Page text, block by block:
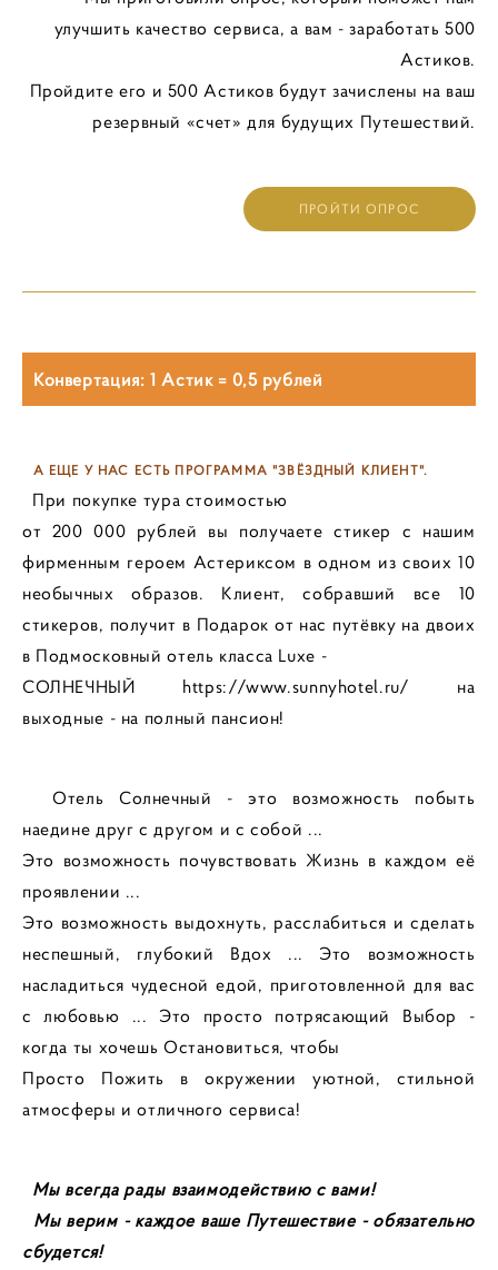
улучшить качество сервиса, а вам - заработать 500
Астиков.
Пройдите его и 500 Астиков будут зачислены на ваш
резервный «счет» для будущих Путешествий.
ПРОЙТИ ОПРОС
Конвертация: 1 Астик = 0,5 рублей
А ЕЩЕ У НАС ЕСТЬ ПРОГРАММА "ЗВЁЗДНЫЙ КЛИЕНТ".
При покупке тура стоимостью
от 200 000 рублей вы получаете стикер с нашим
фирменным героем Астериксом в одном из своих 10
необычных образов. Клиент, собравший все 10
стикеров, получит в Подарок от нас путёвку на двоих
в Подмосковный отель класса Luxe -
СОЛНЕЧНЫЙ https://www.sunnyhotel.ru/ на
выходные - на полный пансион!
Отель Солнечный - это возможность побыть
наедине друг с другом и с собой ...
Это возможность почувствовать Жизнь в каждом её
проявлении ...
Это возможность выдохнуть, расслабиться и сделать
неспешный, глубокий Вдох ... Это возможность
насладиться чудесной едой, приготовленной для вас
с любовью ... Это просто потрясающий Выбор -
когда ты хочешь Остановиться, чтобы
Просто Пожить в окружении уютной, стильной
атмосферы и отличного сервиса!
Мы всегда рады взаимодействию с вами!
Мы верим - каждое ваше Путешествие - обязательно
сбудется!